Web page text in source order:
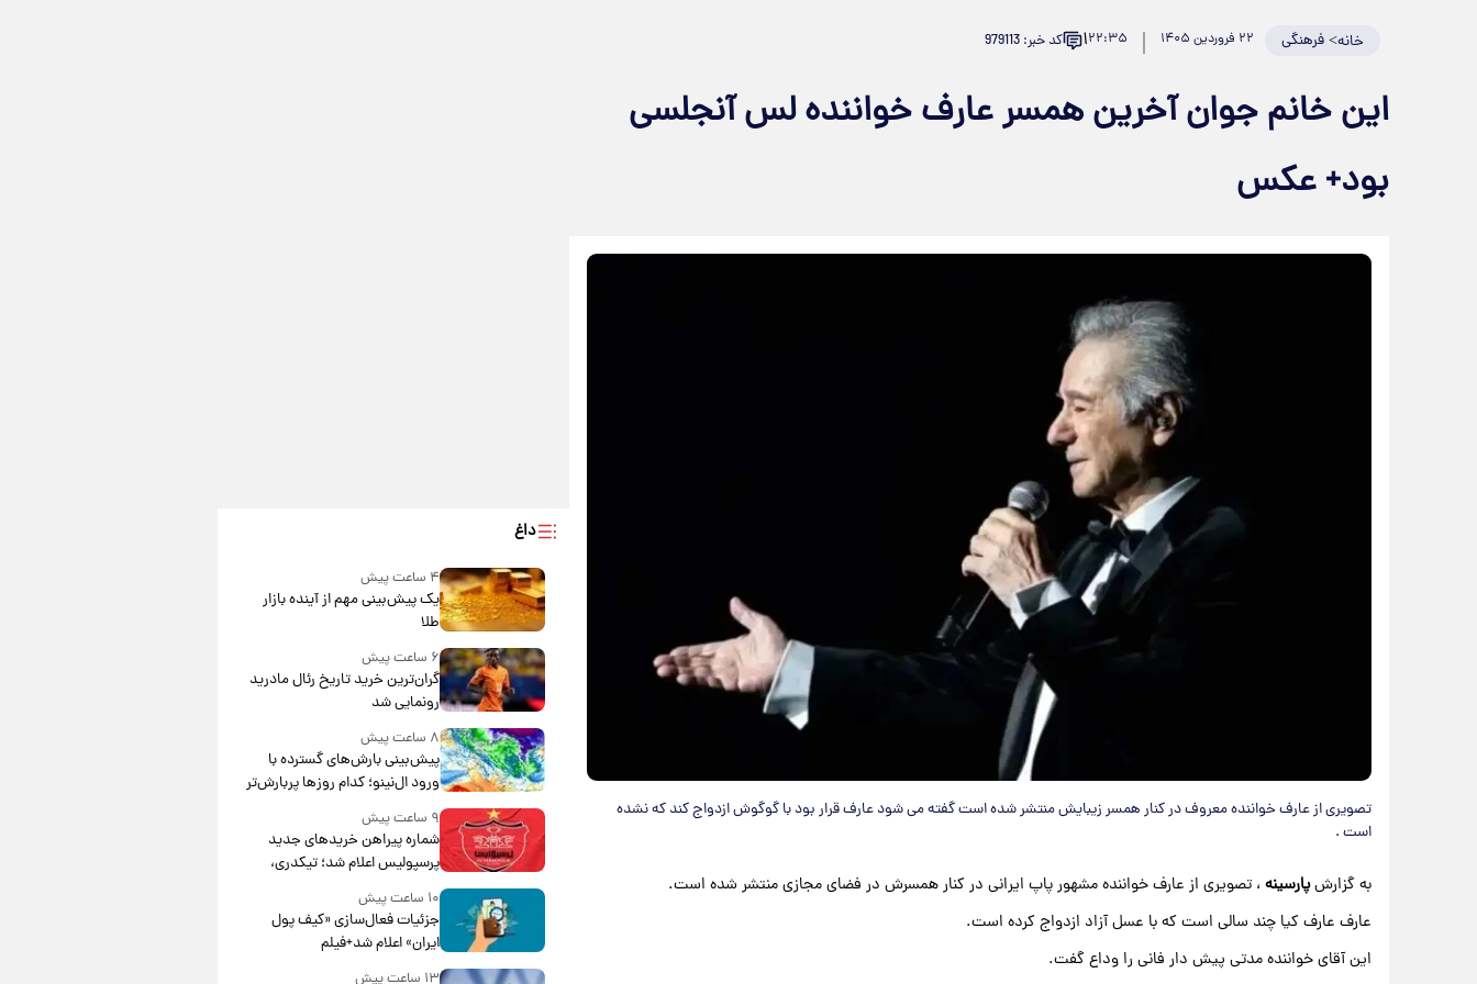
خانه>فرهنگی ۲۲ فروردین ۱۴۰۵ ۲۲:۳۵۱ کد خبر: 979113
این خانم جوان آخرین همسر عارف خواننده لس آنجلسی
بود+ عکس
تصویری از عارف خواننده معروف در کنار همسر زیبایش منتشر شده است گفته می شود عارف قرار بود با گوگوش ازدواج کند که نشده
است .
به گزارشپارسینه ، تصویری از عارف خواننده مشهور پاپ ایرانی در کنار همسرش در فضای مجازی منتشر شده است.
عارف عارف کیا چند سالی است که با عسل آزاد ازدواج کرده است.
این آقای خواننده مدتی پیش دار فانی را وداع گفت.
داغ
۴ ساعت پیش
یک پیش‌بینی مهم از آینده بازار
طلا
۶ ساعت پیش
گران‌ترین خرید تاریخ رئال مادرید
رونمایی شد
۸ ساعت پیش
پیش‌بینی بارش‌های گسترده با
ورود ال‌نینو؛ کدام روزها پربارش‌تر
۹ ساعت پیش
شماره پیراهن خریدهای جدید
پرسپولیس اعلام شد؛ تیکدری،
محبی و سرگیف با اعداد ویژه
۱۰ ساعت پیش
جزئیات فعال‌سازی «کیف پول
ایران» اعلام شد+فیلم
۱۳ ساعت پیش